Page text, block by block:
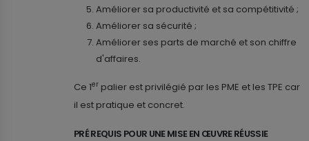
Améliorer sa productivité et sa compétitivité ;
Améliorer sa sécurité ;
Améliorer ses parts de marché et son chiffre
d'affaires.
Ce 1er palier est privilégié par les PME et les TPE car
il est pratique et concret.
PRÉ REQUIS POUR UNE MISE EN ŒUVRE RÉUSSIE